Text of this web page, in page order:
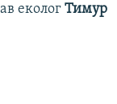
еколог Тимур